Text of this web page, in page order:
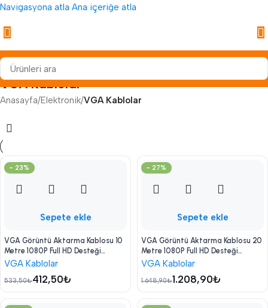
Navigasyona atla Ana içeriğe atla
VGA Kablolar
Anasayfa/Elektronik/VGA Kablolar
- 23%
Sepete ekle
VGA Görüntü Aktarma Kablosu 10
Metre 1080P Full HD Desteği
Parazit Koruması Geniş Uyumluluk
VGA Kablolar
533,50₺412,50₺
- 27%
Sepete ekle
VGA Görüntü Aktarma Kablosu 20
Metre 1080P Full HD Desteği
Parazit Koruması Geniş Uyumluluk
VGA Kablolar
1.648,90₺1.208,90₺